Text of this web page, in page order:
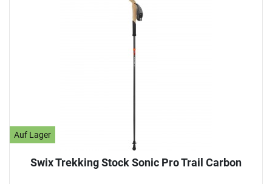
Auf Lager
Swix Trekking Stock Sonic Pro Trail Carbon